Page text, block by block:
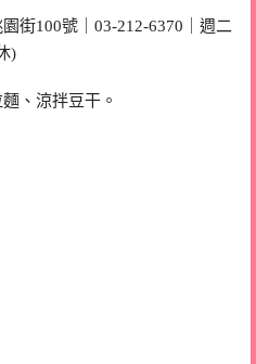
街100號｜03-212-6370｜週二
)
、涼拌豆干。